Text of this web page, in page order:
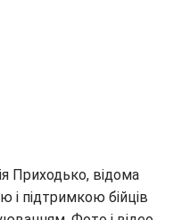
Приходько, відома
і підтримкою бійців